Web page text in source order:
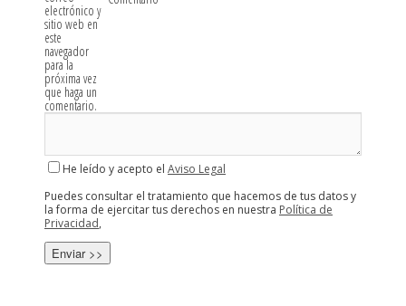
electrónico y
sitio web en
este
navegador
para la
próxima vez
que haga un
comentario.
He leído y acepto el Aviso Legal
Puedes consultar el tratamiento que hacemos de tus datos y
la forma de ejercitar tus derechos en nuestra Política de
Privacidad,